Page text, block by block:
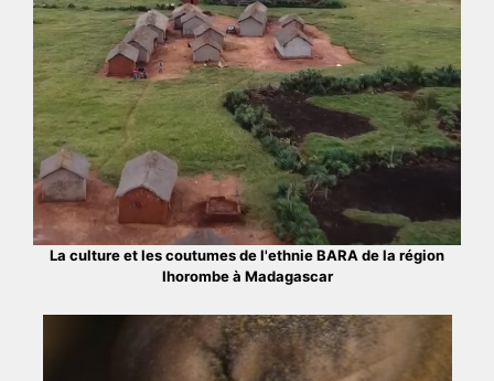
La culture et les coutumes de l'ethnie BARA de la région
Ihorombe à Madagascar